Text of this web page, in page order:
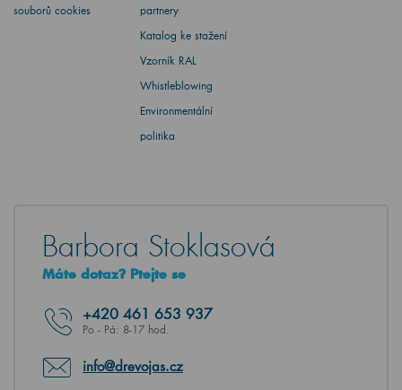
souborů cookies
partnery
Katalog ke stažení
Vzorník RAL
Whistleblowing
Environmentální
politika
Barbora Stoklasová
Máte dotaz? Ptejte se
+420 461 653 937
Po - Pá: 8-17 hod.
info@drevojas.cz